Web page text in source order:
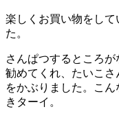
楽しくお買い物をし
た。
さんぱつするところ
勧めてくれ、たいこ
をかぶりました。こ
きターイ。